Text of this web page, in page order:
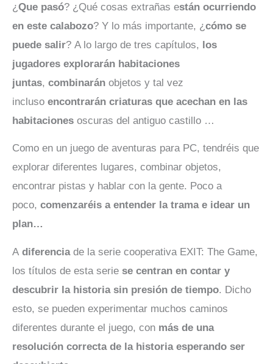
¿Que pasó? ¿Qué cosas extrañas están ocurriendo
en este calabozo? Y lo más importante, ¿cómo se
puede salir? A lo largo de tres capítulos, los
jugadores explorarán habitaciones
juntas, combinarán objetos y tal vez
incluso encontrarán criaturas que acechan en las
habitaciones oscuras del antiguo castillo …
Como en un juego de aventuras para PC, tendréis que
explorar diferentes lugares, combinar objetos,
encontrar pistas y hablar con la gente. Poco a
poco, comenzaréis a entender la trama e idear un
plan…
A diferenciade la serie cooperativa EXIT: The Game,
los títulos de esta serie se centran en contar y
descubrir la historia sin presión de tiempo. Dicho
esto, se pueden experimentar muchos caminos
diferentes durante el juego, con más de una
resolución correcta de la historia esperando ser